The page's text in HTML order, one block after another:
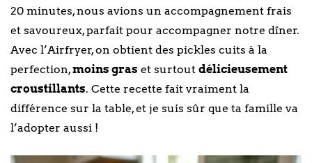
20 minutes, nous avions un accompagnement frais
et savoureux, parfait pour accompagner notre dîner.
Avec l’Airfryer, on obtient des pickles cuits à la
perfection,moins gras et surtout délicieusement
croustillants. Cette recette fait vraiment la
différence sur la table, et je suis sûr que ta famille va
l’adopter aussi !